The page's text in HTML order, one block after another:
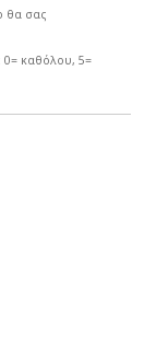
θα σας
καθόλου, 5=